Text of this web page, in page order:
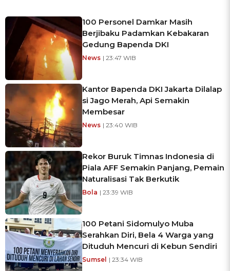
100 Personel Damkar Masih
Berjibaku Padamkan Kebakaran
Gedung Bapenda DKI
News | 23:47 WIB
Kantor Bapenda DKI Jakarta Dilalap
si Jago Merah, Api Semakin
Membesar
News | 23:40 WIB
Rekor Buruk Timnas Indonesia di
Piala AFF Semakin Panjang, Pemain
Naturalisasi Tak Berkutik
Bola | 23:39 WIB
100 Petani Sidomulyo Muba
Serahkan Diri, Bela 4 Warga yang
Dituduh Mencuri di Kebun Sendiri
Sumsel | 23:34 WIB